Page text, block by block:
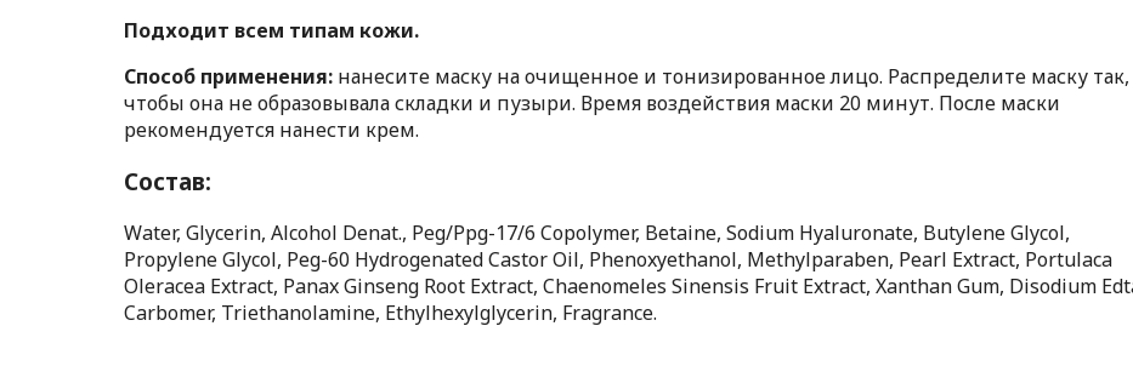
Подходит всем типам кожи.
Способ применения: нанесите маску на очищенное и тонизированное лицо. Распределите маску так,
чтобы она не образовывала складки и пузыри. Время воздействия маски 20 минут. После маски
рекомендуется нанести крем.
Состав:
Water, Glycerin, Alcohol Denat., Peg/Ppg-17/6 Copolymer, Betaine, Sodium Hyaluronate, Butylene Glycol,
Propylene Glycol, Peg-60 Hydrogenated Castor Oil, Phenoxyethanol, Methylparaben, Pearl Extract, Portulaca
Oleracea Extract, Panax Ginseng Root Extract, Chaenomeles Sinensis Fruit Extract, Xanthan Gum, Disodium
Carbomer, Triethanolamine, Ethylhexylglycerin, Fragrance.